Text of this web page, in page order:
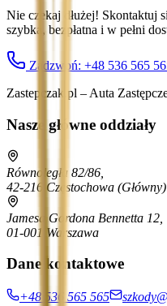
Nie czekaj dłużej! Skontaktuj
szybka, bezpłatna i w pełni
Zadzwoń: +48 536 565
Zastepczak.pl – Auta
Nasze główne oddziały
Równoległa 82/86,
42-216 Częstochowa (Główny)
Jamesa Gordona Bennetta 12,
01-001 Warszawa
Dane kontaktowe
+48 536 565 565